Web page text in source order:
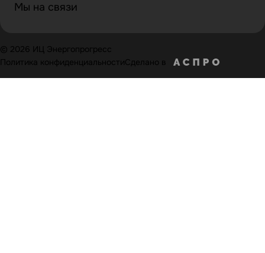
Мы на связи
© 2026 ИЦ Энергопрогресс
Политика конфиденциальностиСделано в